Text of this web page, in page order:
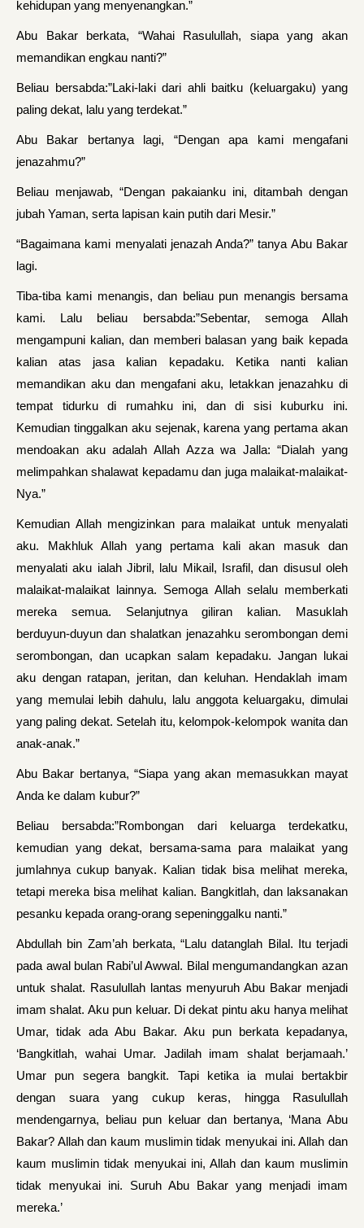
kehidupan yang menyenangkan.”
Abu Bakar berkata, “Wahai Rasulullah, siapa yang akan
memandikan engkau nanti?”
Beliau bersabda:”Laki-laki dari ahli baitku (keluargaku) yang
paling dekat, lalu yang terdekat.”
Abu Bakar bertanya lagi, “Dengan apa kami mengafani
jenazahmu?”
Beliau menjawab, “Dengan pakaianku ini, ditambah dengan
jubah Yaman, serta lapisan kain putih dari Mesir.”
“Bagaimana kami menyalati jenazah Anda?” tanya Abu Bakar
lagi.
Tiba-tiba kami menangis, dan beliau pun menangis bersama
kami. Lalu beliau bersabda:”Sebentar, semoga Allah
mengampuni kalian, dan memberi balasan yang baik kepada
kalian atas jasa kalian kepadaku. Ketika nanti kalian
memandikan aku dan mengafani aku, letakkan jenazahku di
tempat tidurku di rumahku ini, dan di sisi kuburku ini.
Kemudian tinggalkan aku sejenak, karena yang pertama akan
mendoakan aku adalah Allah Azza wa Jalla: “Dialah yang
melimpahkan shalawat kepadamu dan juga malaikat-malaikat-
Nya.”
Kemudian Allah mengizinkan para malaikat untuk menyalati
aku. Makhluk Allah yang pertama kali akan masuk dan
menyalati aku ialah Jibril, lalu Mikail, Israfil, dan disusul oleh
malaikat-malaikat lainnya. Semoga Allah selalu memberkati
mereka semua. Selanjutnya giliran kalian. Masuklah
berduyun-duyun dan shalatkan jenazahku serombongan demi
serombongan, dan ucapkan salam kepadaku. Jangan lukai
aku dengan ratapan, jeritan, dan keluhan. Hendaklah imam
yang memulai lebih dahulu, lalu anggota keluargaku, dimulai
yang paling dekat. Setelah itu, kelompok-kelompok wanita dan
anak-anak.”
Abu Bakar bertanya, “Siapa yang akan memasukkan mayat
Anda ke dalam kubur?”
Beliau bersabda:”Rombongan dari keluarga terdekatku,
kemudian yang dekat, bersama-sama para malaikat yang
jumlahnya cukup banyak. Kalian tidak bisa melihat mereka,
tetapi mereka bisa melihat kalian. Bangkitlah, dan laksanakan
pesanku kepada orang-orang sepeninggalku nanti.”
Abdullah bin Zam’ah berkata, “Lalu datanglah Bilal. Itu terjadi
pada awal bulan Rabi’ul Awwal. Bilal mengumandangkan azan
untuk shalat. Rasulullah lantas menyuruh Abu Bakar menjadi
imam shalat. Aku pun keluar. Di dekat pintu aku hanya melihat
Umar, tidak ada Abu Bakar. Aku pun berkata kepadanya,
‘Bangkitlah, wahai Umar. Jadilah imam shalat berjamaah.’
Umar pun segera bangkit. Tapi ketika ia mulai bertakbir
dengan suara yang cukup keras, hingga Rasulullah
mendengarnya, beliau pun keluar dan bertanya, ‘Mana Abu
Bakar? Allah dan kaum muslimin tidak menyukai ini. Allah dan
kaum muslimin tidak menyukai ini, Allah dan kaum muslimin
tidak menyukai ini. Suruh Abu Bakar yang menjadi imam
mereka.’